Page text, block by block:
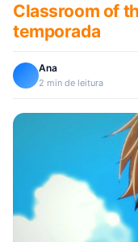
Classroom of
temporada
Ana
2 min de leitura